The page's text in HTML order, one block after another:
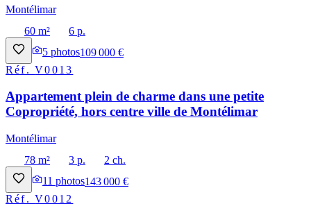
Montélimar
60 m²
6 p.
5 photos109 000 €
Réf.V0013
Appartement plein de charme dans une petite
Copropriété, hors centre ville de Montélimar
Montélimar
78 m²
3 p.
2 ch.
11 photos143 000 €
Réf.V0012